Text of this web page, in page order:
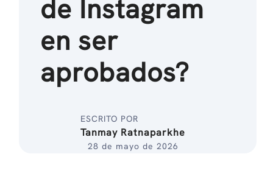
de Instagram
en ser
aprobados?
ESCRITO POR
Tanmay Ratnaparkhe
28 de mayo de 2026